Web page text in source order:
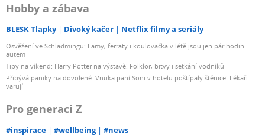
Hobby a zábava
BLESK Tlapky Divoký kačer Netflix filmy a seriály
Osvěžení ve Schladmingu: Lamy, ferraty i koulovačka v létě jsou jen pár hodin
autem
Tipy na víkend: Harry Potter na výstavě! Folklor, bitvy i setkání vodníků
Přibývá paniky na dovolené: Vnuka paní Soni v hotelu poštípaly štěnice! Lékaři
varují
Pro generaci Z
#inspirace #wellbeing #news